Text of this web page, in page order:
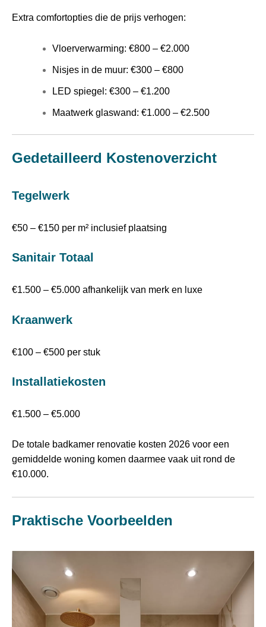
Extra comfortopties die de prijs verhogen:
Vloerverwarming: €800 – €2.000
Nisjes in de muur: €300 – €800
LED spiegel: €300 – €1.200
Maatwerk glaswand: €1.000 – €2.500
Gedetailleerd Kostenoverzicht
Tegelwerk
€50 – €150 per m² inclusief plaatsing
Sanitair Totaal
€1.500 – €5.000 afhankelijk van merk en luxe
Kraanwerk
€100 – €500 per stuk
Installatiekosten
€1.500 – €5.000
De totale badkamer renovatie kosten 2026 voor een
gemiddelde woning komen daarmee vaak uit rond de
€10.000.
Praktische Voorbeelden